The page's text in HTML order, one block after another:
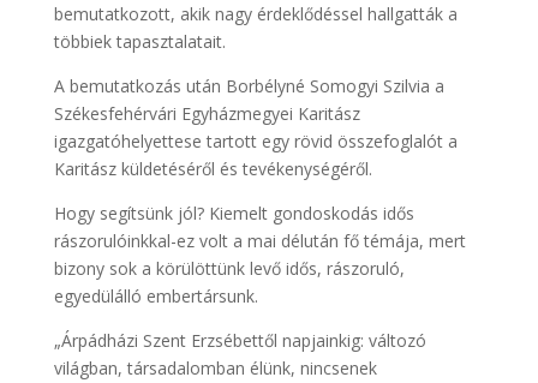
bemutatkozott, akik nagy érdeklődéssel hallgatták a
többiek tapasztalatait.
A bemutatkozás után Borbélyné Somogyi Szilvia a
Székesfehérvári Egyházmegyei Karitász
igazgatóhelyettese tartott egy rövid összefoglalót a
Karitász küldetéséről és tevékenységéről.
Hogy segítsünk jól? Kiemelt gondoskodás idős
rászorulóinkkal-ez volt a mai délután fő témája, mert
bizony sok a körülöttünk levő idős, rászoruló,
egyedülálló embertársunk.
„Árpádházi Szent Erzsébettől napjainkig: változó
világban, társadalomban élünk, nincsenek